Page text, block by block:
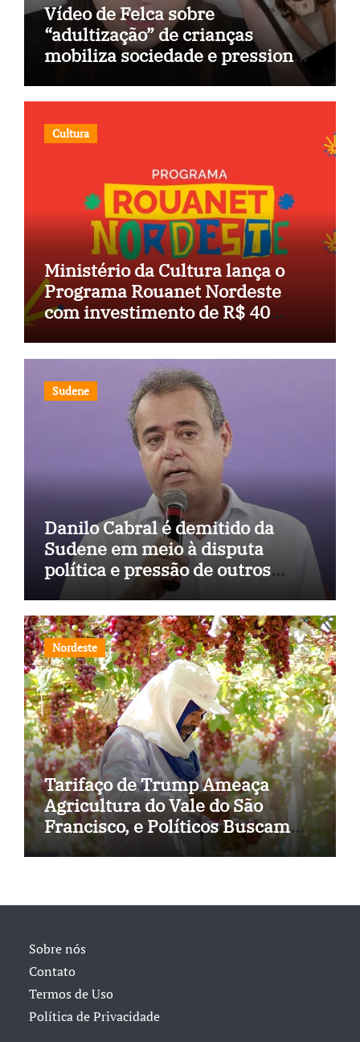
Vídeo de Felca sobre
“adultização” de crianças
mobiliza sociedade e pressiona
Cultura
Ministério da Cultura lança o
Programa Rouanet Nordeste
com investimento de R$ 40
Sudene
Danilo Cabral é demitido da
Sudene em meio à disputa
política e pressão de outros
estados
Nordeste
Tarifaço de Trump Ameaça
Agricultura do Vale do São
Francisco, e Políticos Buscam
Soluções
Sobre nós
Contato
Termos de Uso
Política de Privacidade